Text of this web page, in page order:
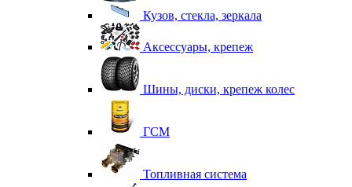
Кузов, стекла, зеркала
Аксессуары, крепеж
Шины, диски, крепеж колес
ГСМ
Топливная система